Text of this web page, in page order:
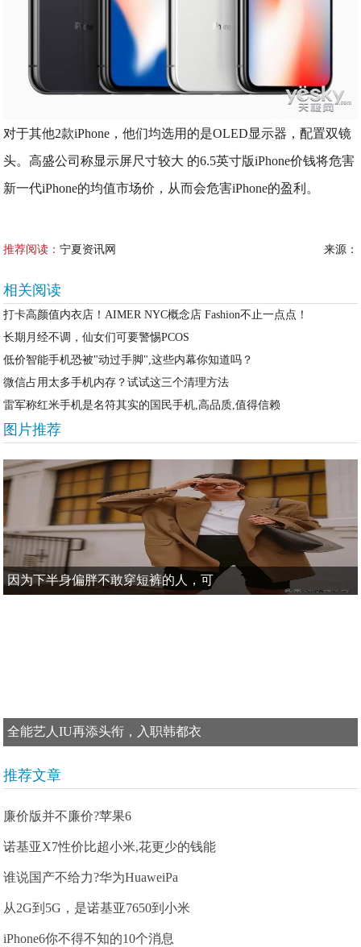
对于其他2款iPhone，他们均选用的是OLED显示器，配置双镜
头。高盛公司称显示屏尺寸较大 的6.5英寸版iPhone价钱将危害
新一代iPhone的均值市场价，从而会危害iPhone的盈利。
推荐阅读：宁夏资讯网 来源：
相关阅读
打卡高颜值内衣店！AIMER NYC概念店 Fashion不止一点点！
长期月经不调，仙女们可要警惕PCOS
低价智能手机恐被"动过手脚",这些内幕你知道吗？
微信占用太多手机内存？试试这三个清理方法
雷军称红米手机是名符其实的国民手机,高品质,值得信赖
图片推荐
因为下半身偏胖不敢穿短裤的人，可
全能艺人IU再添头衔，入职韩都衣
推荐文章
廉价版并不廉价?苹果6
诺基亚X7性价比超小米,花更少的钱能
谁说国产不给力?华为HuaweiPa
从2G到5G，是诺基亚7650到小米
iPhone6你不得不知的10个消息